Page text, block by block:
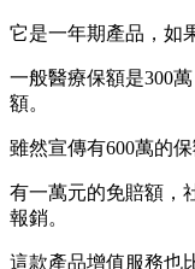
它是一年期產品，如
一般醫療保額是300
額。
雖然宣傳有600萬的
有一萬元的免賠額，
報銷。
這款產品增值服務也